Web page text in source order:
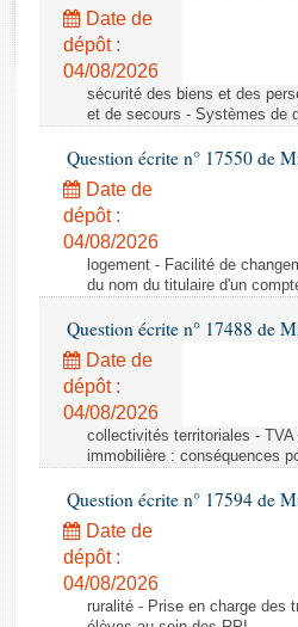
Rapports législatifs
Rapports sur l'application des lois
Baromètre de l’application des lois
Dossiers législatifs
Budget et sécurité sociale
Questions écrites et orales
Comptes rendus des débats
Date de
dépôt :
04/08/2026
sécurité des biens et des
et de secours - Systèmes de
Question écrite n° 17550 de
Date de
dépôt :
04/08/2026
logement - Facilité de
du nom du titulaire d'un
Question écrite n° 17488 de
Date de
dépôt :
04/08/2026
collectivités territoriales -
immobilière : conséquences
Question écrite n° 17594 de
Date de
dépôt :
04/08/2026
ruralité - Prise en charge des